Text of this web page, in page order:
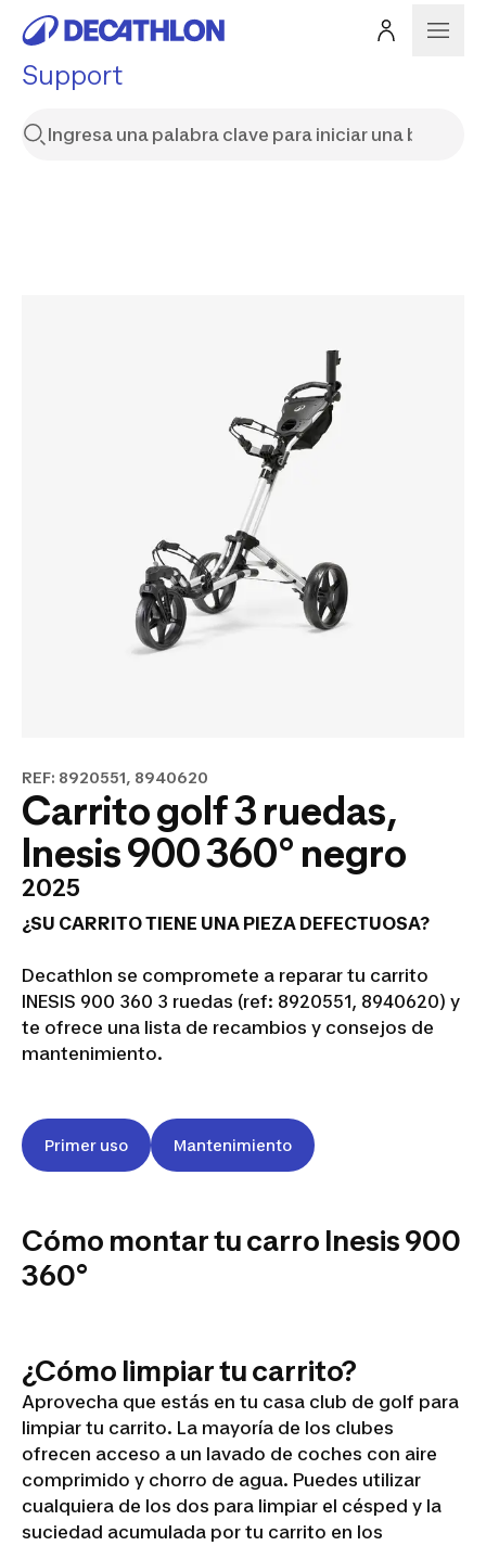
Support
REF: 8920551, 8940620
Carrito golf 3 ruedas,
Inesis 900 360° negro
2025
¿SU CARRITO TIENE UNA PIEZA DEFECTUOSA?
Decathlon se compromete a reparar tu carrito
INESIS 900 360 3 ruedas (ref: 8920551, 8940620) y
te ofrece una lista de recambios y consejos de
mantenimiento.
Primer uso Mantenimiento
Cómo montar tu carro Inesis 900
360°
GOLF
TROLLEY
WHEELS
360°
¿Cómo limpiar tu carrito?
Aprovecha que estás en tu casa club de golf para
limpiar tu carrito. La mayoría de los clubes
ofrecen acceso a un lavado de coches con aire
comprimido y chorro de agua. Puedes utilizar
cualquiera de los dos para limpiar el césped y la
suciedad acumulada por tu carrito en los